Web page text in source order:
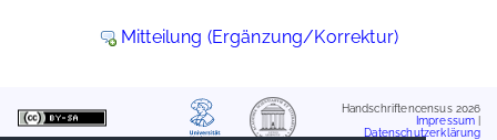
Mitteilung (Ergänzung/Korrektur)
Handschriftencensus 2026
Impressum
Datenschutzerklärung